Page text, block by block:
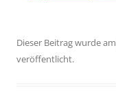
Dieser Beitrag wurde am
veröffentlicht.